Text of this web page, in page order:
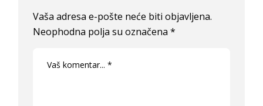
Vaša adresa e-pošte neće biti objavljena.
Neophodna polja su označena*